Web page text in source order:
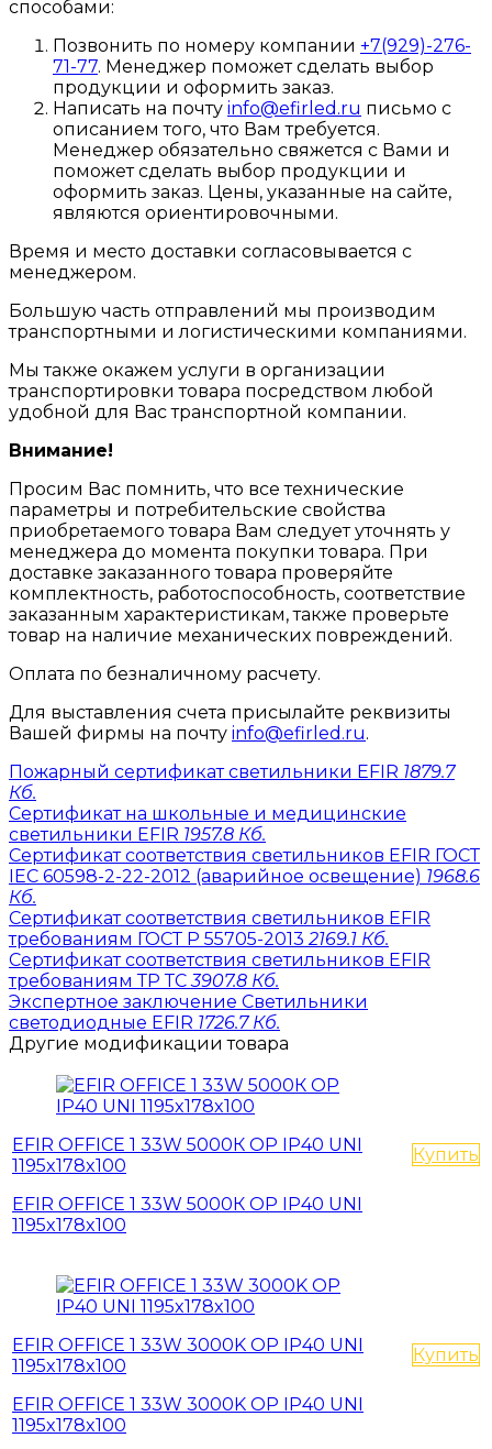
способами:
Позвонить по номеру компании +7(929)-276-
71-77. Менеджер поможет сделать выбор
продукции и оформить заказ.
Написать на почту info@efirled.ru письмо с
описанием того, что Вам требуется.
Менеджер обязательно свяжется с Вами и
поможет сделать выбор продукции и
оформить заказ. Цены, указанные на сайте,
являются ориентировочными.
Время и место доставки согласовывается с
менеджером.
Большую часть отправлений мы производим
транспортными и логистическими компаниями.
Мы также окажем услуги в организации
транспортировки товара посредством любой
удобной для Вас транспортной компании.
Внимание!
Просим Вас помнить, что все технические
параметры и потребительские свойства
приобретаемого товара Вам следует уточнять у
менеджера до момента покупки товара. При
доставке заказанного товара проверяйте
комплектность, работоспособность, соответствие
заказанным характеристикам, также проверьте
товар на наличие механических повреждений.
Оплата по безналичному расчету.
Для выставления счета присылайте реквизиты
Вашей фирмы на почту info@efirled.ru.
Пожарный сертификат светильники EFIR 1879.7
Кб.
Сертификат на школьные и медицинские
светильники EFIR 1957.8 Кб.
Сертификат соответствия светильников EFIR ГОСТ
IEC 60598-2-22-2012 (аварийное освещение) 1968.6
Кб.
Сертификат соответствия светильников EFIR
требованиям ГОСТ Р 55705-2013 2169.1 Кб.
Сертификат соответствия светильников EFIR
требованиям ТР ТС 3907.8 Кб.
Экспертное заключение Светильники
светодиодные EFIR 1726.7 Кб.
Другие модификации товара
EFIR OFFICE 1 33W 5000К OP IP40 UNI
1195x178x100
EFIR OFFICE 1 33W 5000К OP IP40 UNI
1195x178x100
Купить
EFIR OFFICE 1 33W 3000K OP IP40 UNI
1195x178x100
EFIR OFFICE 1 33W 3000K OP IP40 UNI
1195x178x100
Купить